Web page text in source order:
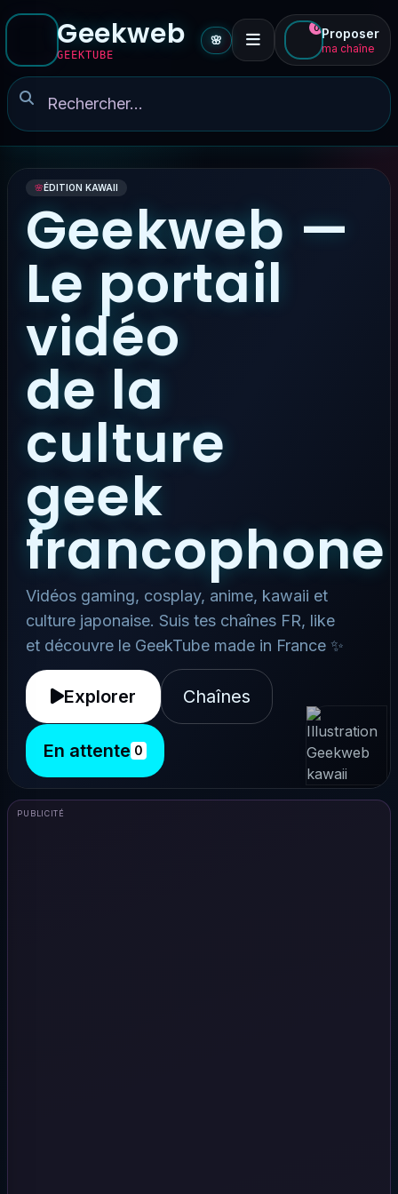
Geekweb
GEEKTUBE
🌸
0 Proposer
ma chaîne
🌸ÉDITION KAWAII
Geekweb —
Le portail
vidéo
de la
culture
geek
francophone
Vidéos gaming, cosplay, anime, kawaii et
culture japonaise. Suis tes chaînes FR, like
et découvre le GeekTube made in France ✨
Explorer Chaînes
En attente 0
PUBLICITÉ